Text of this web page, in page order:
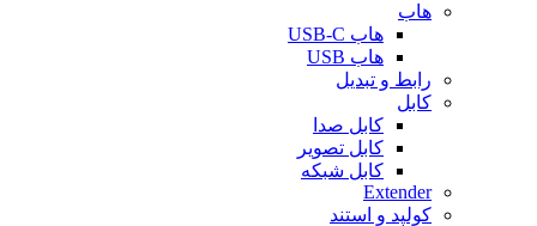
هاب
هاب USB-C
هاب USB
رابط و تبدیل
کابل
کابل صدا
کابل تصویر
کابل شبکه
Extender
کولپد و استند